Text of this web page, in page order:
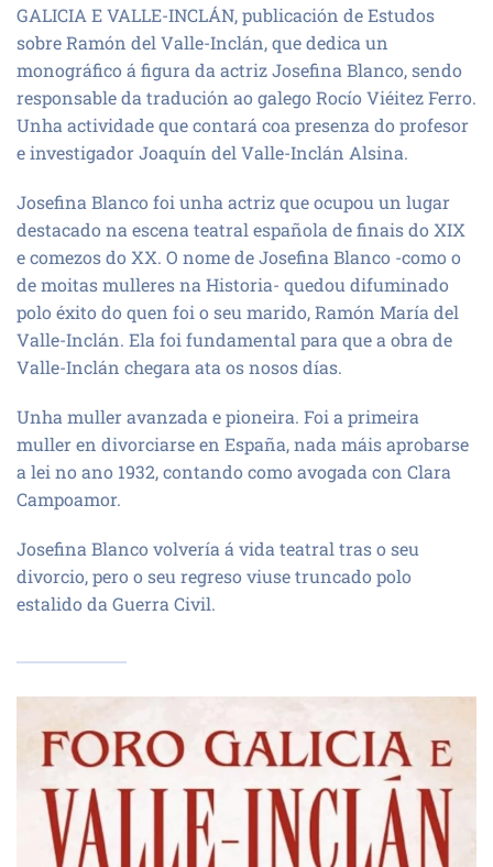
GALICIA E VALLE-INCLÁN, publicación de Estudos
sobre Ramón del Valle-Inclán, que dedica un
monográfico á figura da actriz Josefina Blanco, sendo
responsable da tradución ao galego Rocío Viéitez Ferro.
Unha actividade que contará coa presenza do profesor
e investigador Joaquín del Valle-Inclán Alsina.
Josefina Blanco foi unha actriz que ocupou un lugar
destacado na escena teatral española de finais do XIX
e comezos do XX. O nome de Josefina Blanco -como o
de moitas mulleres na Historia- quedou difuminado
polo éxito do quen foi o seu marido, Ramón María del
Valle-Inclán. Ela foi fundamental para que a obra de
Valle-Inclán chegara ata os nosos días.
Unha muller avanzada e pioneira. Foi a primeira
muller en divorciarse en España, nada máis aprobarse
a lei no ano 1932, contando como avogada con Clara
Campoamor.
Josefina Blanco volvería á vida teatral tras o seu
divorcio, pero o seu regreso viuse truncado polo
estalido da Guerra Civil.